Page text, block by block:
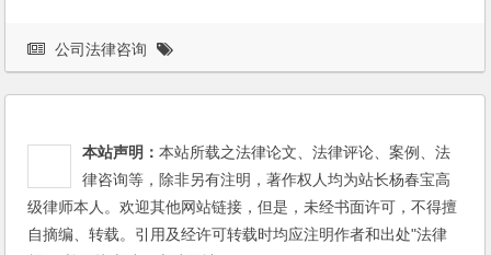
公司法律咨询
本站声明：本站所载之法律论文、法律评论、案例、法
律咨询等，除非另有注明，著作权人均为站长杨春宝高
级律师本人。欢迎其他网站链接，但是，未经书面许可，不得擅
自摘编、转载。引用及经许可转载时均应注明作者和出处"法律